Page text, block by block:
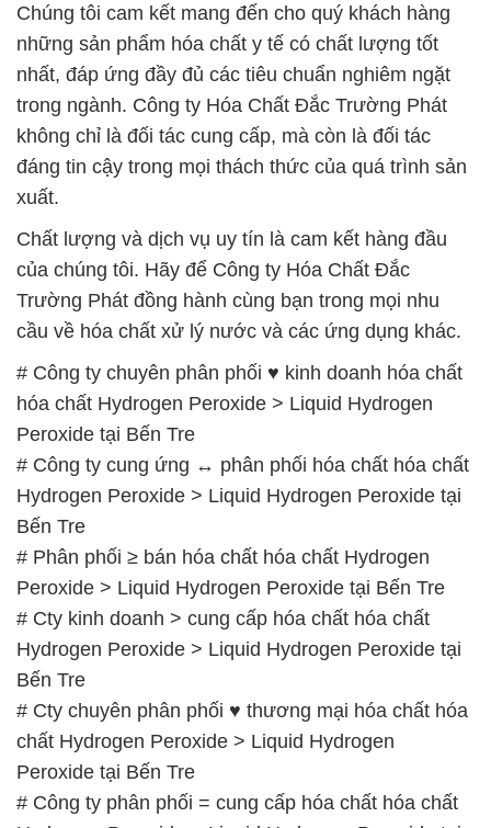
Chúng tôi cam kết mang đến cho quý khách hàng
những sản phẩm hóa chất y tế có chất lượng tốt
nhất, đáp ứng đầy đủ các tiêu chuẩn nghiêm ngặt
trong ngành. Công ty Hóa Chất Đắc Trường Phát
không chỉ là đối tác cung cấp, mà còn là đối tác
đáng tin cậy trong mọi thách thức của quá trình sản
xuất.
Chất lượng và dịch vụ uy tín là cam kết hàng đầu
của chúng tôi. Hãy để Công ty Hóa Chất Đắc
Trường Phát đồng hành cùng bạn trong mọi nhu
cầu về hóa chất xử lý nước và các ứng dụng khác.
# Công ty chuyên phân phối ♥ kinh doanh hóa chất
hóa chất Hydrogen Peroxide > Liquid Hydrogen
Peroxide tại Bến Tre
# Công ty cung ứng ↔ phân phối hóa chất hóa chất
Hydrogen Peroxide > Liquid Hydrogen Peroxide tại
Bến Tre
# Phân phối ≥ bán hóa chất hóa chất Hydrogen
Peroxide > Liquid Hydrogen Peroxide tại Bến Tre
# Cty kinh doanh > cung cấp hóa chất hóa chất
Hydrogen Peroxide > Liquid Hydrogen Peroxide tại
Bến Tre
# Cty chuyên phân phối ♥ thương mại hóa chất hóa
chất Hydrogen Peroxide > Liquid Hydrogen
Peroxide tại Bến Tre
# Công ty phân phối = cung cấp hóa chất hóa chất